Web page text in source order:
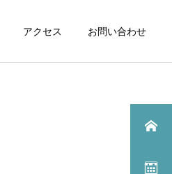
アクセス お問い合わせ